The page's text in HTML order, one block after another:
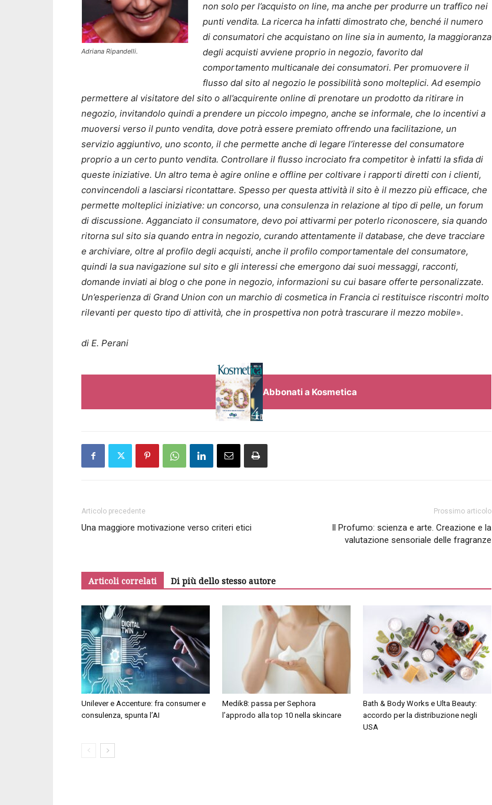
Adriana Ripandelli.
non solo per l’acquisto on line, ma anche per produrre un traffico nei
punti vendita. La ricerca ha infatti dimostrato che, benché il numero
di consumatori che acquistano on line sia in aumento, la maggioranza
degli acquisti avviene proprio in negozio, favorito dal
comportamento multicanale dei consumatori. Per promuovere il
flusso dal sito al negozio le possibilità sono molteplici. Ad esempio
permettere al visitatore del sito o all’acquirente online di prenotare un prodotto da ritirare in
negozio, invitandolo quindi a prendere un piccolo impegno, anche se informale, che lo incentivi a
muoversi verso il punto vendita, dove potrà essere premiato offrendo una facilitazione, un
servizio aggiuntivo, uno sconto, il che permette anche di legare l’interesse del consumatore
proprio a un certo punto vendita. Controllare il flusso incrociato fra competitor è infatti la sfida di
queste iniziative. Un altro tema è agire online e offline per coltivare i rapporti diretti con i clienti,
convincendoli a lasciarsi ricontattare. Spesso per questa attività il sito è il mezzo più efficace, che
permette molteplici iniziative: un concorso, una consulenza in relazione al tipo di pelle, un forum
di discussione. Agganciato il consumatore, devo poi attivarmi per poterlo riconoscere, sia quando
ritorna sul sito sia quando entra in negozio, curando attentamente il database, che deve tracciare
e archiviare, oltre al profilo degli acquisti, anche il profilo comportamentale del consumatore,
quindi la sua navigazione sul sito e gli interessi che emergono dai suoi messaggi, racconti,
domande inviati ai blog o che pone in negozio, informazioni su cui basare offerte personalizzate.
Un’esperienza di Grand Union con un marchio di cosmetica in Francia ci restituisce riscontri molto
rilevanti per questo tipo di attività, che in prospettiva non potrà trascurare il mezzo mobile».
di E. Perani
Abbonati a Kosmetica
Articolo precedente
Una maggiore motivazione verso criteri etici
Prossimo articolo
Il Profumo: scienza e arte. Creazione e la
valutazione sensoriale delle fragranze
Articoli correlati Di più dello stesso autore
Unilever e Accenture: fra consumer e
consulenza, spunta l’AI
Medik8: passa per Sephora
l’approdo alla top 10 nella skincare
Bath & Body Works e Ulta Beauty:
accordo per la distribuzione negli
USA